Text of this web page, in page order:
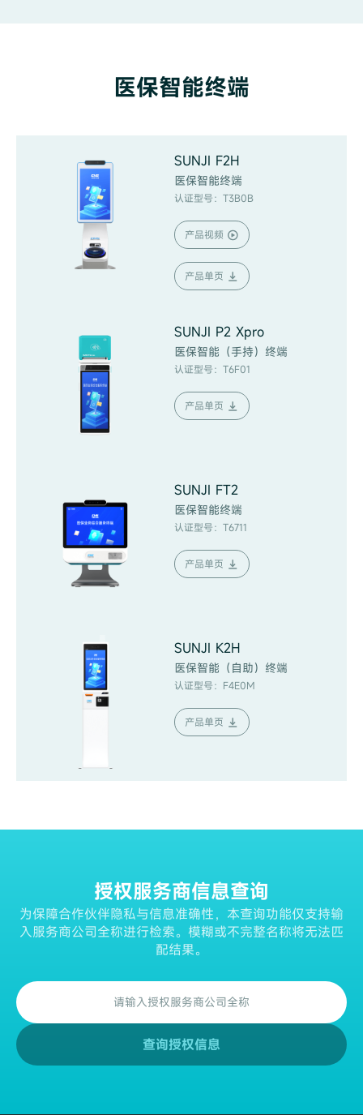
医保智能终端
SUNJI F2H
医保智能终端
认证型号：T3B0B
产品视频
产品单页
SUNJI P2 Xpro
医保智能（手持）终端
认证型号：T6F01
产品单页
SUNJI FT2
医保智能终端
认证型号：T6711
产品单页
SUNJI K2H
医保智能（自助）终端
认证型号：F4E0M
产品单页
授权服务商信息查询
为保障合作伙伴隐私与信息准确性，本查询功能仅支持输
入服务商公司全称进行检索。模糊或不完整名称将无法匹
配结果。
查询授权信息